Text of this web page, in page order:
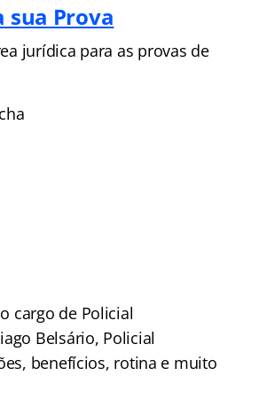
sua Prova
jurídica para as provas de
cargo de Policial
Belsário, Policial
benefícios, rotina e muito